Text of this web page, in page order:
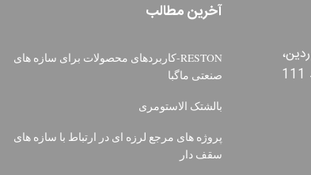
آخرین مطالب
RESTON-کاربردهای محصولات برای سازه های
صنعتی ماگبا
بالشتک الاستومری
پروژه های مرجع لرزه ای در ارتباط با سازه های
سقف دار